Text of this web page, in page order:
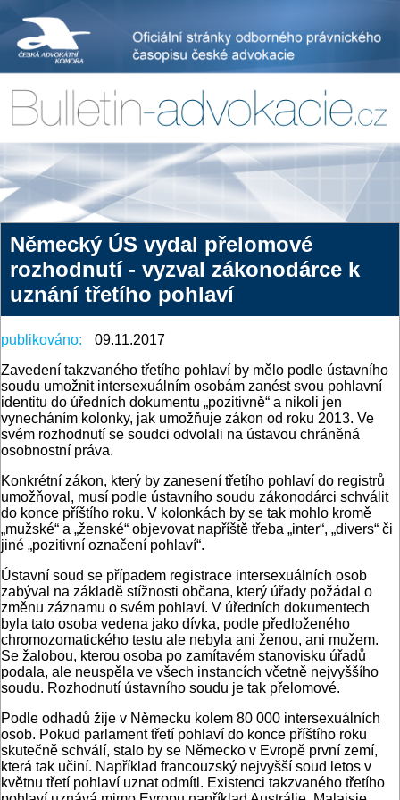
Německý ÚS vydal přelomové
rozhodnutí - vyzval zákonodárce k
uznání třetího pohlaví
publikováno:
09.11.2017
Zavedení takzvaného třetího pohlaví by mělo podle ústavního
soudu umožnit intersexuálním osobám zanést svou pohlavní
identitu do úředních dokumentu „pozitivně“ a nikoli jen
vynecháním kolonky, jak umožňuje zákon od roku 2013. Ve
svém rozhodnutí se soudci odvolali na ústavou chráněná
osobnostní práva.
Konkrétní zákon, který by zanesení třetího pohlaví do registrů
umožňoval, musí podle ústavního soudu zákonodárci schválit
do konce příštího roku. V kolonkách by se tak mohlo kromě
„mužské“ a „ženské“ objevovat napříště třeba „inter“, „divers“ či
jiné „pozitivní označení pohlaví“.
Ústavní soud se případem registrace intersexuálních osob
zabýval na základě stížnosti občana, který úřady požádal o
změnu záznamu o svém pohlaví. V úředních dokumentech
byla tato osoba vedena jako dívka, podle předloženého
chromozomatického testu ale nebyla ani ženou, ani mužem.
Se žalobou, kterou osoba po zamítavém stanovisku úřadů
podala, ale neuspěla ve všech instancích včetně nejvyššího
soudu. Rozhodnutí ústavního soudu je tak přelomové.
Podle odhadů žije v Německu kolem 80 000 intersexuálních
osob. Pokud parlament třetí pohlaví do konce příštího roku
skutečně schválí, stalo by se Německo v Evropě první zemí,
která tak učiní. Například francouzský nejvyšší soud letos v
květnu třetí pohlaví uznat odmítl. Existenci takzvaného třetího